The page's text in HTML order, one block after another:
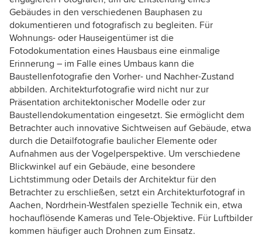
Gebäudes in den verschiedenen Bauphasen zu
dokumentieren und fotografisch zu begleiten. Für
Wohnungs- oder Hauseigentümer ist die
Fotodokumentation eines Hausbaus eine einmalige
Erinnerung – im Falle eines Umbaus kann die
Baustellenfotografie den Vorher- und Nachher-Zustand
abbilden. Architekturfotografie wird nicht nur zur
Präsentation architektonischer Modelle oder zur
Baustellendokumentation eingesetzt. Sie ermöglicht dem
Betrachter auch innovative Sichtweisen auf Gebäude, etwa
durch die Detailfotografie baulicher Elemente oder
Aufnahmen aus der Vogelperspektive. Um verschiedene
Blickwinkel auf ein Gebäude, eine besondere
Lichtstimmung oder Details der Architektur für den
Betrachter zu erschließen, setzt ein Architekturfotograf in
Aachen, Nordrhein-Westfalen spezielle Technik ein, etwa
hochauflösende Kameras und Tele-Objektive. Für Luftbilder
kommen häufiger auch Drohnen zum Einsatz.